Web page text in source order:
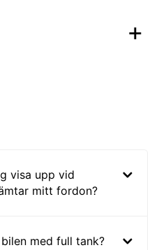
visa upp vid
mitt fordon?
med full tank?